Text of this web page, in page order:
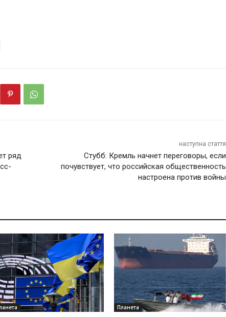
ряд
наступна стаття
Стубб: Кремль начнет переговоры, если
почувствует, что российская общественность
настроена против войны
Планета